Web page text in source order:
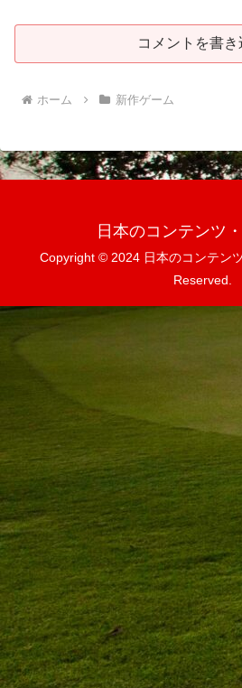
コメントを書き
ホーム 新作ゲーム
日本のコンテンツ
Copyright © 2024 日本のコンテン
Reserved.